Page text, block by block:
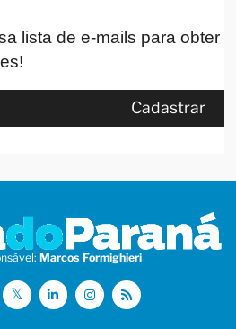
lista de e-mails para obter
Cadastrar
Marcos Formighieri